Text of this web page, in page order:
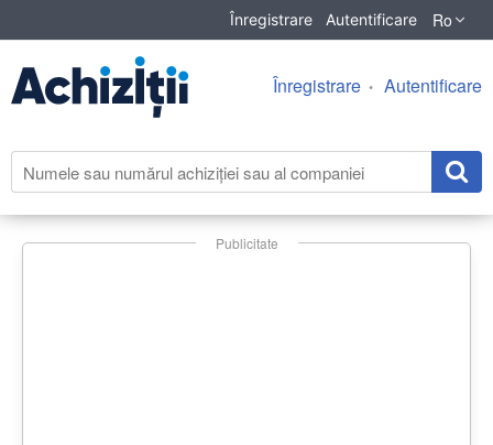
Înregistrare Autentificare Ro
Înregistrare Autentificare
Publicitate